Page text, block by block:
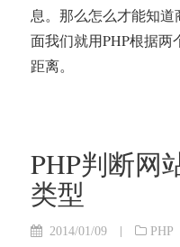
息。那么怎么才能知
面我们就用PHP根据
距离。
PHP判断网
类型
2014/01/09 | PHP